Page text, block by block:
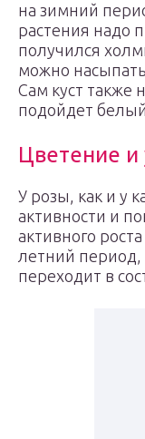
на зимний
растения надо
получился
можно
Сам куст также
подойдет
Цветение и
У розы, как и у
активности и
активного
летний период,
переходит в